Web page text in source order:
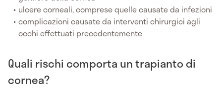
ulcere corneali, comprese quelle causate da infezioni
complicazioni causate da interventi chirurgici agli
occhi effettuati precedentemente
Quali rischi comporta un trapianto di
cornea?